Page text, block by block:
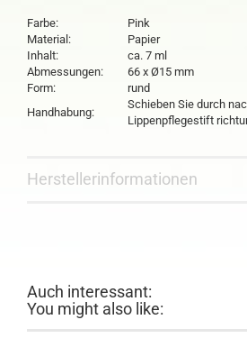
Farbe:
Pink
Material:
Papier
Inhalt:
ca. 7 ml
Abmessungen:
66 x Ø15 mm
Form:
rund
Handhabung:
Schieben Sie durch
Lippenpflegestift
Herstellerinformationen
Auch interessant:
You might also like: